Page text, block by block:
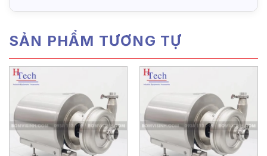
SẢN PHẨM TƯƠNG TỰ